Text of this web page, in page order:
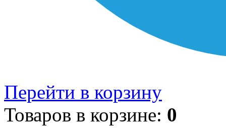
Перейти в корзину
Товаров в корзине: 0